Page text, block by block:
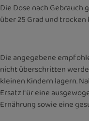
Die Dose nach Gebrauch
über 25 Grad und trocken
Die angegebene
nicht überschritten
kleinen Kindern lagern.
Ersatz für eine
Ernährung sowie eine